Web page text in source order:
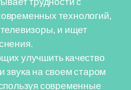
технологий,
и ищет
улучшить качество
звука на своем старом
современные